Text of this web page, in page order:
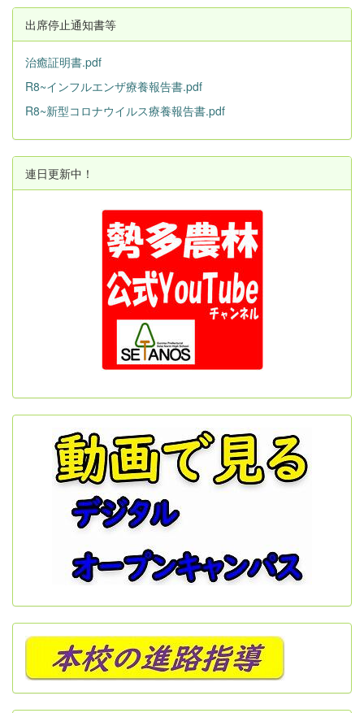
出席停止通知書等
治癒証明書.pdf
R8~インフルエンザ療養報告書.pdf
R8~新型コロナウイルス療養報告書.pdf
連日更新中！